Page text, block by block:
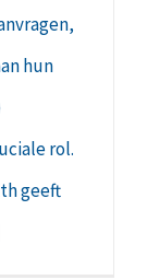
hun
rol.
geeft